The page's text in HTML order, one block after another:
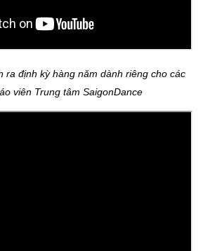
ra định kỳ hàng năm dành riêng cho các
viên Trung tâm SaigonDance